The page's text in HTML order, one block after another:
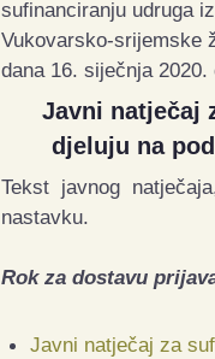
sufinanciranju udruga
Vukovarsko-srijemske
dana 16. siječnja
Javni natječaj
djeluju na
Tekst javnog
nastavku.
Rok za dostavu
Javni natječaj za